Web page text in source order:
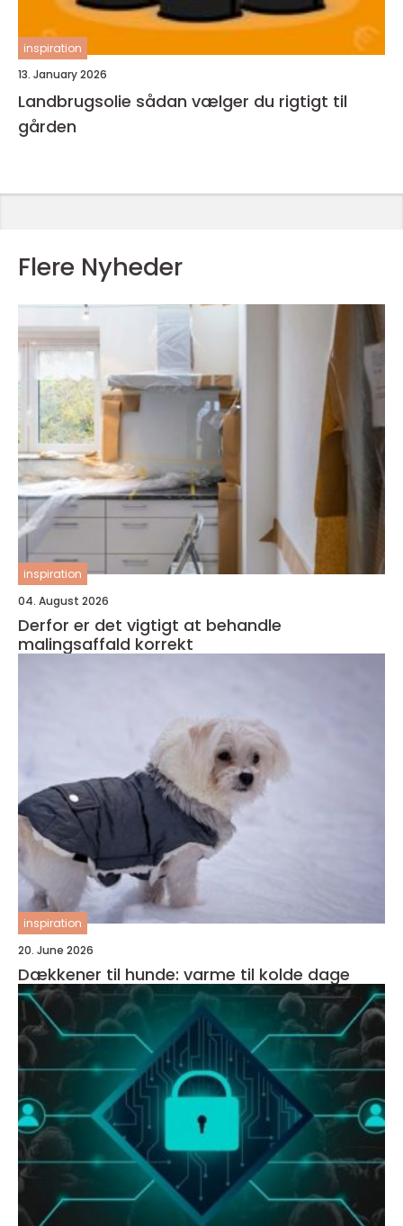
inspiration
13. January 2026
Landbrugsolie sådan vælger du rigtigt til
gården
Flere Nyheder
inspiration
04. August 2026
Derfor er det vigtigt at behandle
malingsaffald korrekt
inspiration
20. June 2026
Dækkener til hunde: varme til kolde dage